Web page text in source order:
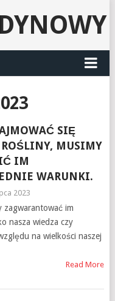
SIĘ
ROŚLINY, MUSIMY
IM
WARUNKI.
2023
zagwarantować im
nasza wiedza czy
na wielkości naszej
Read More